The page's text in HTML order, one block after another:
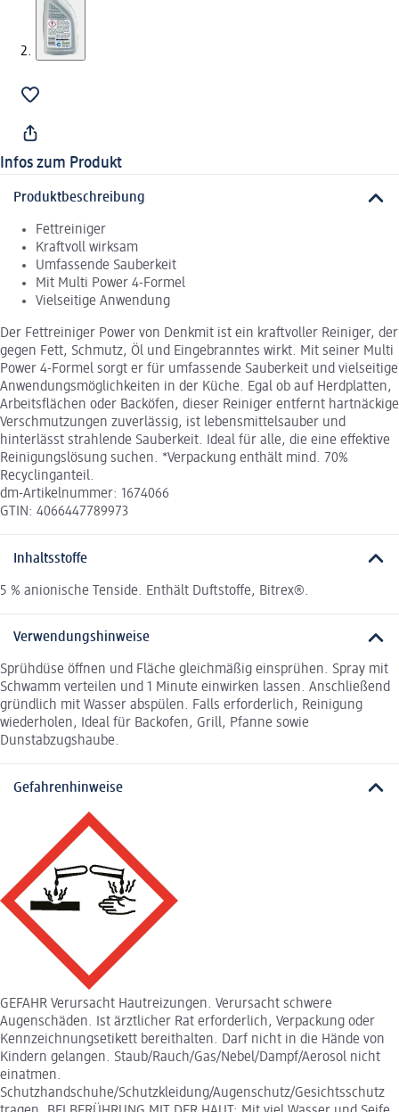
Infos zum Produkt
Produktbeschreibung
Fettreiniger
Kraftvoll wirksam
Umfassende Sauberkeit
Mit Multi Power 4-Formel
Vielseitige Anwendung
Der Fettreiniger Power von Denkmit ist ein kraftvoller Reiniger, der
gegen Fett, Schmutz, Öl und Eingebranntes wirkt. Mit seiner Multi
Power 4-Formel sorgt er für umfassende Sauberkeit und vielseitige
Anwendungsmöglichkeiten in der Küche. Egal ob auf Herdplatten,
Arbeitsflächen oder Backöfen, dieser Reiniger entfernt hartnäckige
Verschmutzungen zuverlässig, ist lebensmittelsauber und
hinterlässt strahlende Sauberkeit. Ideal für alle, die eine effektive
Reinigungslösung suchen. *Verpackung enthält mind. 70%
Recyclinganteil.
dm-Artikelnummer: 1674066
GTIN: 4066447789973
Inhaltsstoffe
5 % anionische Tenside. Enthält Duftstoffe, Bitrex®.
Verwendungshinweise
Sprühdüse öffnen und Fläche gleichmäßig einsprühen. Spray mit
Schwamm verteilen und 1 Minute einwirken lassen. Anschließend
gründlich mit Wasser abspülen. Falls erforderlich, Reinigung
wiederholen, Ideal für Backofen, Grill, Pfanne sowie
Dunstabzugshaube.
Gefahrenhinweise
GEFAHR Verursacht Hautreizungen. Verursacht schwere
Augenschäden. Ist ärztlicher Rat erforderlich, Verpackung oder
Kennzeichnungsetikett bereithalten. Darf nicht in die Hände von
Kindern gelangen. Staub/Rauch/Gas/Nebel/Dampf/Aerosol nicht
einatmen.
Schutzhandschuhe/Schutzkleidung/Augenschutz/Gesichtsschutz